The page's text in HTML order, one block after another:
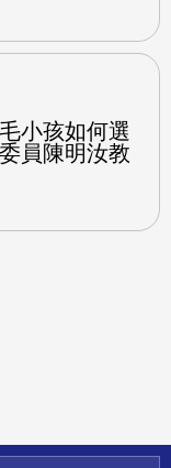
小孩如何選
員陳明汝教